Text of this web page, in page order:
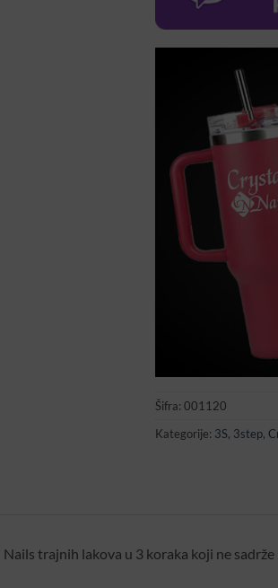
Šifra: 001120
Kategorije: 3S, 3step,
trajnih lakova u 3 koraka koji ne sadrže